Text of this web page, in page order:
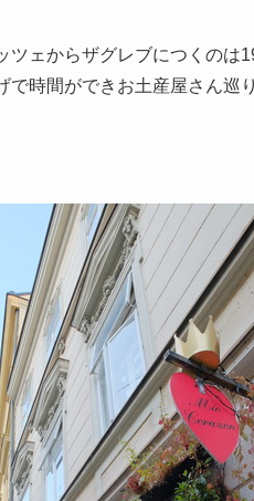
ツェからザグレブにつくのは
で時間ができお土産屋さん巡